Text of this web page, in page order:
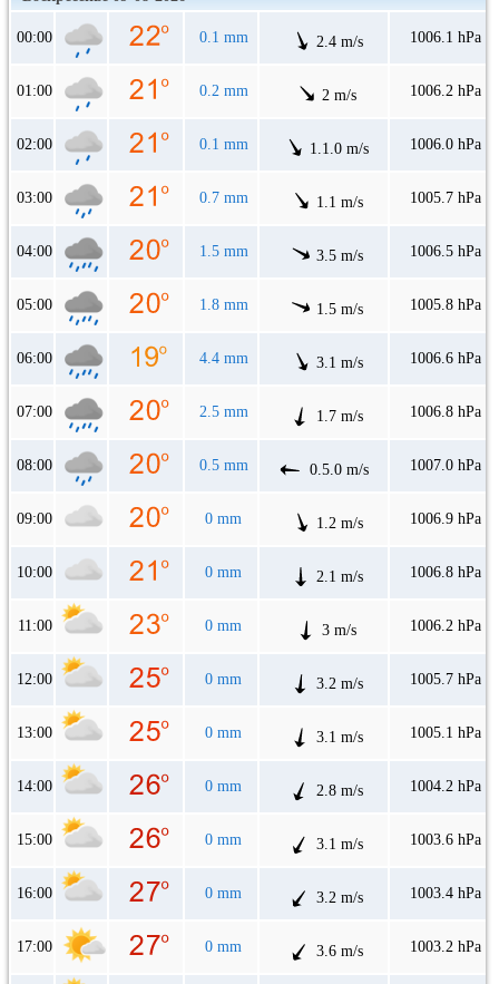
00:00 0.1 mm 2.4 m/s 1006.1 hPa
01:00 0.2 mm 2 m/s 1006.2 hPa
02:00 0.1 mm 1.1.0 m/s 1006.0 hPa
03:00 0.7 mm 1.1 m/s 1005.7 hPa
04:00 1.5 mm 3.5 m/s 1006.5 hPa
05:00 1.8 mm 1.5 m/s 1005.8 hPa
06:00 4.4 mm 3.1 m/s 1006.6 hPa
07:00 2.5 mm 1.7 m/s 1006.8 hPa
08:00 0.5 mm 0.5.0 m/s 1007.0 hPa
09:00 0 mm 1.2 m/s 1006.9 hPa
10:00 0 mm 2.1 m/s 1006.8 hPa
11:00 0 mm 3 m/s 1006.2 hPa
12:00 0 mm 3.2 m/s 1005.7 hPa
13:00 0 mm 3.1 m/s 1005.1 hPa
14:00 0 mm 2.8 m/s 1004.2 hPa
15:00 0 mm 3.1 m/s 1003.6 hPa
16:00 0 mm 3.2 m/s 1003.4 hPa
17:00 0 mm 3.6 m/s 1003.2 hPa